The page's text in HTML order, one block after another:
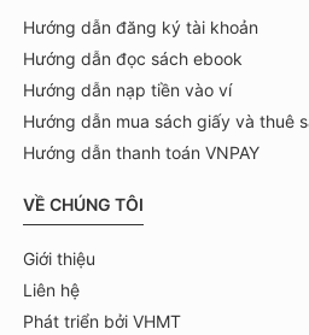
Hướng dẫn đăng ký tài khoản
Hướng dẫn đọc sách ebook
Hướng dẫn nạp tiền vào ví
Hướng dẫn mua sách giấy và thuê
Hướng dẫn thanh toán VNPAY
VỀ CHÚNG TÔI
Giới thiệu
Liên hệ
Phát triển bởi VHMT